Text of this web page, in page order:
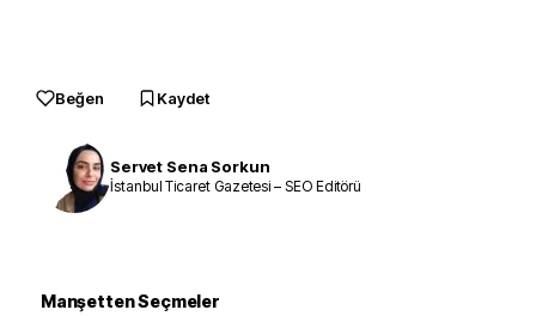
Beğen Kaydet
Servet Sena Sorkun
İstanbul Ticaret Gazetesi – SEO Editörü
Manşetten Seçmeler